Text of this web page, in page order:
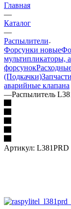
Главная
—
Каталог
—
Распылители
Форсунки новые
мультипликаторы,
форсунок
(Подкачки)
аварийные клапана
—Распылитель
Артикул: L381PRD